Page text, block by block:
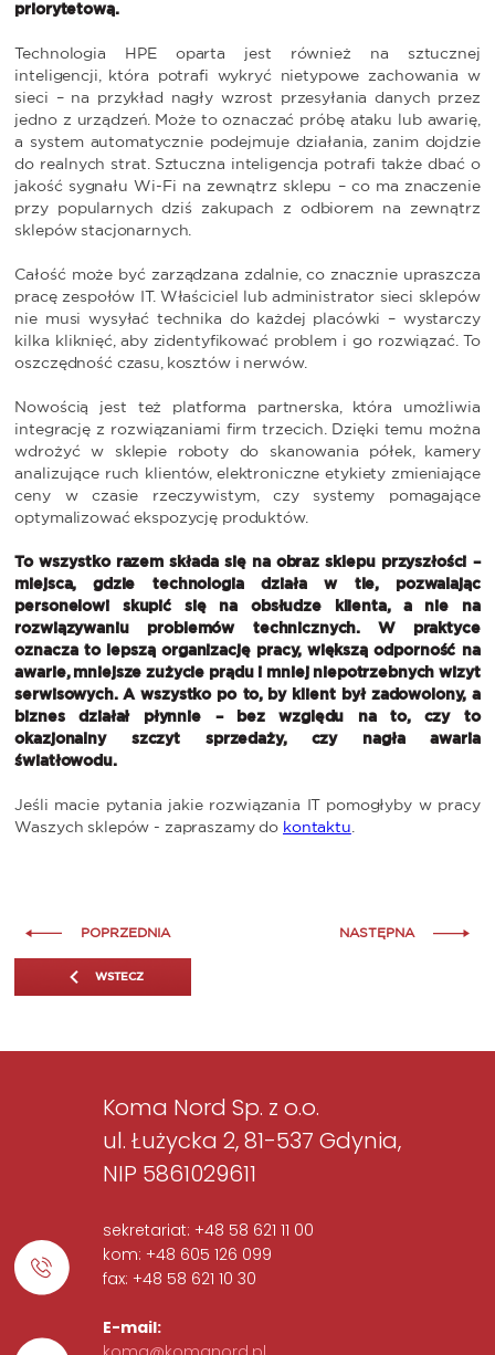
priorytetową.
Technologia HPE oparta jest również na sztucznej
inteligencji, która potrafi wykryć nietypowe zachowania w
sieci – na przykład nagły wzrost przesyłania danych przez
jedno z urządzeń. Może to oznaczać próbę ataku lub awarię,
a system automatycznie podejmuje działania, zanim dojdzie
do realnych strat. Sztuczna inteligencja potrafi także dbać o
jakość sygnału Wi-Fi na zewnątrz sklepu – co ma znaczenie
przy popularnych dziś zakupach z odbiorem na zewnątrz
sklepów stacjonarnych.
Całość może być zarządzana zdalnie, co znacznie upraszcza
pracę zespołów IT. Właściciel lub administrator sieci sklepów
nie musi wysyłać technika do każdej placówki – wystarczy
kilka kliknięć, aby zidentyfikować problem i go rozwiązać. To
oszczędność czasu, kosztów i nerwów.
Nowością jest też platforma partnerska, która umożliwia
integrację z rozwiązaniami firm trzecich. Dzięki temu można
wdrożyć w sklepie roboty do skanowania półek, kamery
analizujące ruch klientów, elektroniczne etykiety zmieniające
ceny w czasie rzeczywistym, czy systemy pomagające
optymalizować ekspozycję produktów.
To wszystko razem składa się na obraz sklepu przyszłości –
miejsca, gdzie technologia działa w tle, pozwalając
personelowi skupić się na obsłudze klienta, a nie na
rozwiązywaniu problemów technicznych. W praktyce
oznacza to lepszą organizację pracy, większą odporność na
awarie, mniejsze zużycie prądu i mniej niepotrzebnych wizyt
serwisowych. A wszystko po to, by klient był zadowolony, a
biznes działał płynnie – bez względu na to, czy to
okazjonalny szczyt sprzedaży, czy nagła awaria
światłowodu.
Jeśli macie pytania jakie rozwiązania IT pomogłyby w pracy
Waszych sklepów - zapraszamy do kontaktu
POPRZEDNIA NASTĘPNA
WSTECZ
Koma Nord Sp. z o.o.
ul. Łużycka 2, 81-537 Gdynia,
NIP 5861029611
sekretariat: +48 58 621 11 00
kom: +48 605 126 099
fax: +48 58 621 10 30
E-mail: